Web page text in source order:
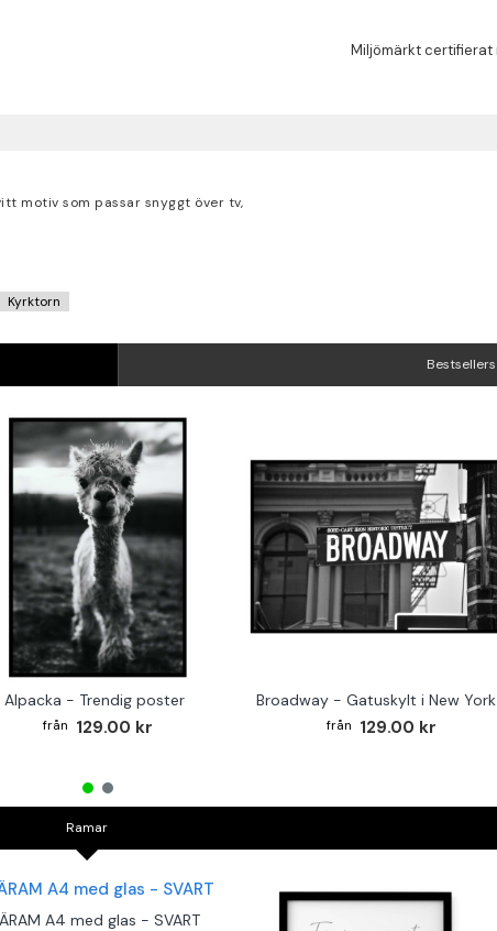
motiv som passar snyggt över tv,
Kyrktorn
Bestsellers
- Trendig poster
129.00 kr
Broadway - Gatuskylt i New York
129.00 kr
Ramar
A4 med glas - SVART